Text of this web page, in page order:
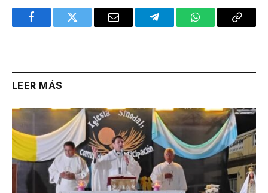
FacebookTwitter Email TelegramWhatsAppCopy
LEER MÁS